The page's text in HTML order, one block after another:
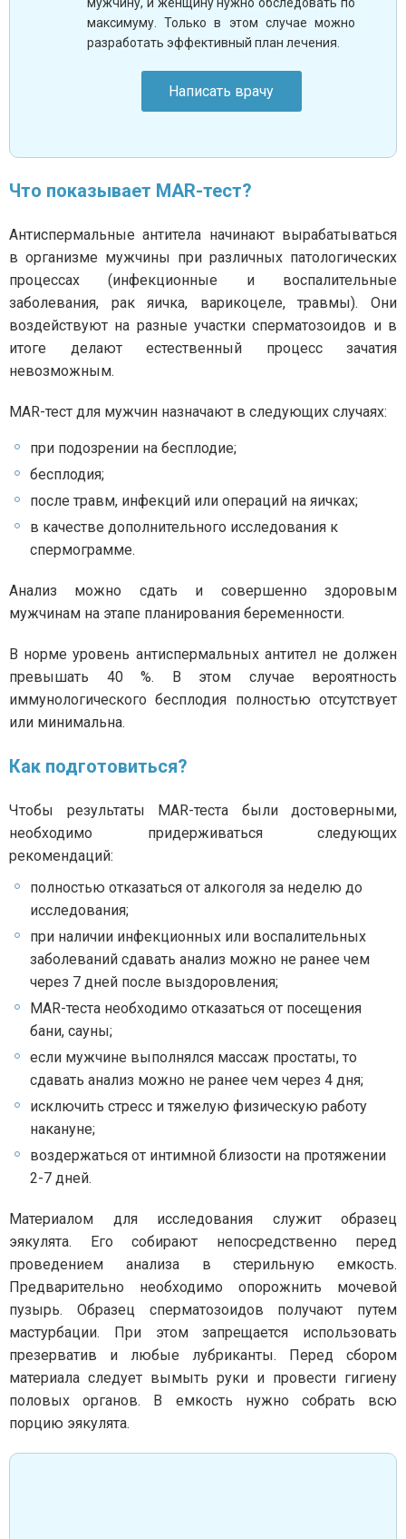
максимуму. Только в этом случае можно
разработать эффективный план лечения.
Написать врачу
Что показывает MAR-тест?
Антиспермальные антитела начинают вырабатываться
в организме мужчины при различных патологических
процессах (инфекционные и воспалительные
заболевания, рак яичка, варикоцеле, травмы). Они
воздействуют на разные участки сперматозоидов и в
итоге делают естественный процесс зачатия
невозможным.
MAR-тест для мужчин назначают в следующих случаях:
при подозрении на бесплодие;
бесплодия;
после травм, инфекций или операций на яичках;
в качестве дополнительного исследования к
спермограмме.
Анализ можно сдать и совершенно здоровым
мужчинам на этапе планирования беременности.
В норме уровень антиспермальных антител не должен
превышать 40 %. В этом случае вероятность
иммунологического бесплодия полностью отсутствует
или минимальна.
Как подготовиться?
Чтобы результаты MAR-теста были достоверными,
необходимо придерживаться следующих
рекомендаций:
полностью отказаться от алкоголя за неделю до
исследования;
при наличии инфекционных или воспалительных
заболеваний сдавать анализ можно не ранее чем
через 7 дней после выздоровления;
MAR-теста необходимо отказаться от посещения
бани, сауны;
если мужчине выполнялся массаж простаты, то
сдавать анализ можно не ранее чем через 4 дня;
исключить стресс и тяжелую физическую работу
накануне;
воздержаться от интимной близости на протяжении
2-7 дней.
Материалом для исследования служит образец
эякулята. Его собирают непосредственно перед
проведением анализа в стерильную емкость.
Предварительно необходимо опорожнить мочевой
пузырь. Образец сперматозоидов получают путем
мастурбации. При этом запрещается использовать
презерватив и любые лубриканты. Перед сбором
материала следует вымыть руки и провести гигиену
половых органов. В емкость нужно собрать всю
порцию эякулята.